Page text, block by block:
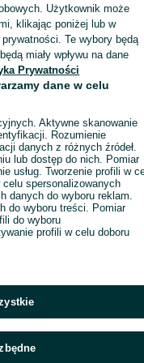
Użytkownik może
klikając poniżej lub w
Te wybory będą
miały wpływu na dane
Prywatności
dane w celu
Aktywne skanowanie
Rozumienie
danych z różnych źródeł.
lub dostęp do nich. Pomiar
usług. Tworzenie profili w
spersonalizowanych
danych do wyboru reklam.
do wyboru treści. Pomiar
do wyboru
profili w celu doboru